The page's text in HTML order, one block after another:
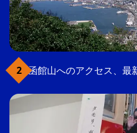
函館山へのアクセス、最